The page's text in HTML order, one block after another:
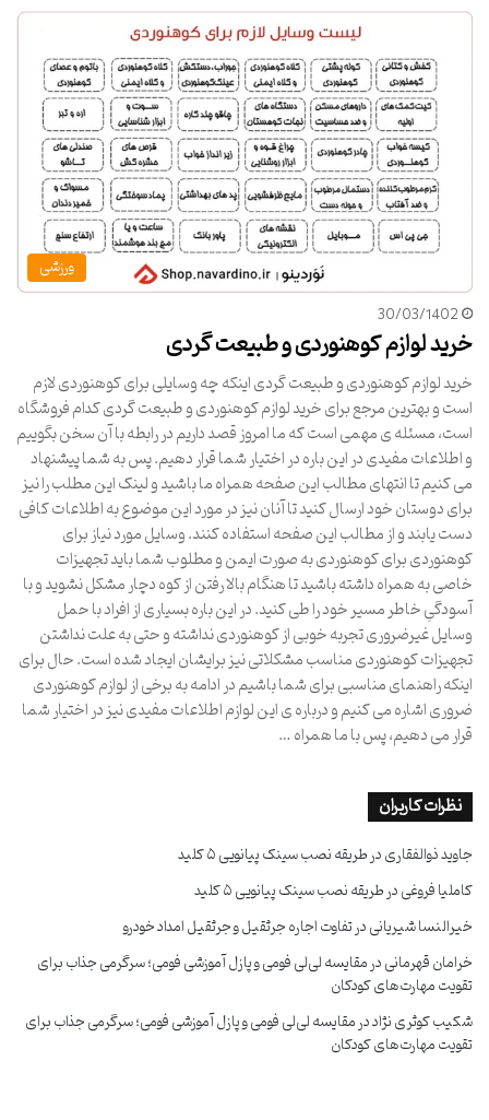
ورزشی
30/03/1402
خرید لوازم کوهنوردی و طبیعت گردی
خرید لوازم کوهنوردی و طبیعت گردی اینکه چه وسایلی برای کوهنوردی لازم
است و بهترین مرجع برای خرید لوازم کوهنوردی و طبیعت گردی کدام فروشگاه
است، مسئله ی مهمی است که ما امروز قصد داریم در رابطه با آن سخن بگوییم
و اطلاعات مفیدی در این باره در اختیار شما قرار دهیم. پس به شما پیشنهاد
می کنیم تا انتهای مطالب این صفحه همراه ما باشید و لینک این مطلب را نیز
برای دوستان خود ارسال کنید تا آنان نیز در مورد این موضوع به اطلاعات کافی
دست یابند و از مطالب این صفحه استفاده کنند. وسایل مورد نیاز برای
کوهنوردی برای کوهنوردی به صورت ایمن و مطلوب شما باید تجهیزات
خاصی به همراه داشته باشید تا هنگام بالا رفتن از کوه دچار مشکل نشوید و با
آسودگیِ خاطر مسیر خود را طی کنید. در این باره بسیاری از افراد با حمل
وسایل غیرضروری تجربه خوبی از کوهنوردی نداشته و حتی به علت نداشتن
تجهیزات کوهنوردی مناسب مشکلاتی نیز برایشان ایجاد شده است. حال برای
اینکه راهنمای مناسبی برای شما باشیم در ادامه به برخی از لوازم کوهنوردی
ضروری اشاره می کنیم و درباره ی این لوازم اطلاعات مفیدی نیز در اختیار شما
قرار می دهیم، پس با ما همراه …
نظرات کاربران
جاوید ذوالفقاریدرطریقه نصب سینک پیانویی ۵ کلید
کاملیا فروغیدرطریقه نصب سینک پیانویی ۵ کلید
خیرالنسا شیریانیدرتفاوت اجاره جرثقیل و جرثقیل امداد خودرو
خرامان قهرمانیدرمقایسه لی‌لی فومی و پازل آموزشی فومی؛ سرگرمی جذاب برای
تقویت مهارت‌های کودکان
شکیب کوثری نژاددرمقایسه لی‌لی فومی و پازل آموزشی فومی؛ سرگرمی جذاب برای
تقویت مهارت‌های کودکان